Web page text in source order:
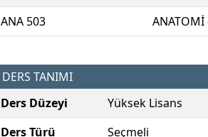
ANA 503
ANATOMİ
DERS TANIMI
Ders Düzeyi
Yüksek Lisans
Ders Türü
Seçmeli